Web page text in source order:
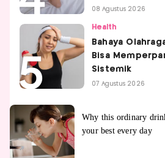
08 Agustus 2026
Health
Bahaya
Bisa
Sistemik
07 Agustus 2026